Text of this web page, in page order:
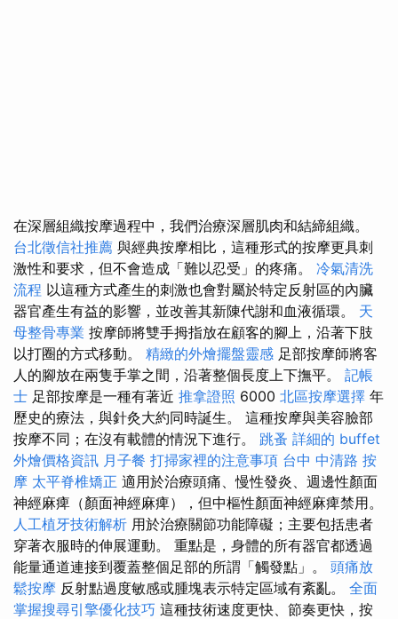
在深層組織按摩過程中，我們治療深層肌肉和結締組織。
台北徵信社推薦 與經典按摩相比，這種形式的按摩更具刺
激性和要求，但不會造成「難以忍受」的疼痛。 冷氣清洗
流程 以這種方式產生的刺激也會對屬於特定反射區的內臟
器官產生有益的影響，並改善其新陳代謝和血液循環。 天
母整骨專業 按摩師將雙手拇指放在顧客的腳上，沿著下肢
以打圈的方式移動。 精緻的外燴擺盤靈感 足部按摩師將客
人的腳放在兩隻手掌之間，沿著整個長度上下撫平。 記帳
士 足部按摩是一種有著近 推拿證照 6000 北區按摩選擇 年
歷史的療法，與針灸大約同時誕生。 這種按摩與美容臉部
按摩不同；在沒有載體的情況下進行。 跳蚤 詳細的 buffet
外燴價格資訊 月子餐 打掃家裡的注意事項 台中 中清路 按
摩 太平脊椎矯正 適用於治療頭痛、慢性發炎、週邊性顏面
神經麻痺（顏面神經麻痺），但中樞性顏面神經麻痺禁用。
人工植牙技術解析 用於治療關節功能障礙；主要包括患者
穿著衣服時的伸展運動。 重點是，身體的所有器官都透過
能量通道連接到覆蓋整個足部的所謂「觸發點」。 頭痛放
鬆按摩 反射點過度敏感或腫塊表示特定區域有紊亂。 全面
掌握搜尋引擎優化技巧 這種技術速度更快、節奏更快，按